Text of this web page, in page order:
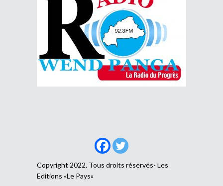
Copyright 2022, Tous droits réservés- Les
Editions «Le Pays»